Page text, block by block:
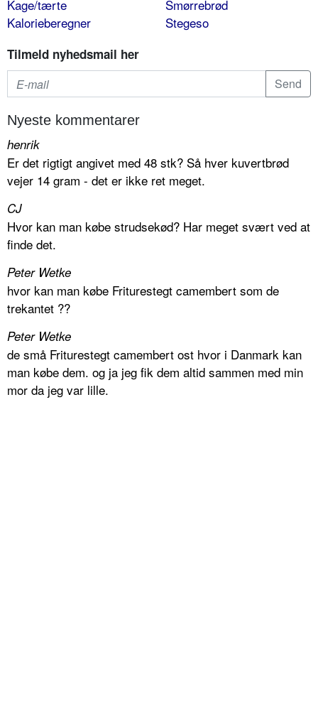
Kage/tærte
Kalorieberegner
Smørrebrød
Stegeso
Tilmeld nyhedsmail her
Nyeste kommentarer
henrik
Er det rigtigt angivet med 48 stk? Så hver kuvertbrød
vejer 14 gram - det er ikke ret meget.
CJ
Hvor kan man købe strudsekød? Har meget svært ved at
finde det.
Peter Wetke
hvor kan man købe Friturestegt camembert som de
trekantet ??
Peter Wetke
de små Friturestegt camembert ost hvor i Danmark kan
man købe dem. og ja jeg fik dem altid sammen med min
mor da jeg var lille.